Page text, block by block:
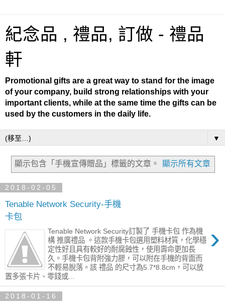
紀念品 , 禮品, 訂做 - 禮品
軒
Promotional gifts are a great way to stand for the image
of your company, build strong relationships with your
important clients, while at the same time the gifts can be
used by the customers in the daily life.
▼
顯示包含「手機宣傳贈品」 標籤的文章。 顯示所有文章
2018-02-05
Tenable Network Security-手機
卡包
›
Tenable Network Security訂製了 手機卡包 作為機
構 推廣禮品 。這款手機卡包選用塑料材質，化學穩
定性好且具有較好的耐腐蝕性，使用壽命更加長
久。手機卡包背附強力膠，可以附在手機的背面而
不輕易脫落。該 禮品 的尺寸為5.7*8.8cm，可以放
置多張卡片、零錢或...
2018-01-16